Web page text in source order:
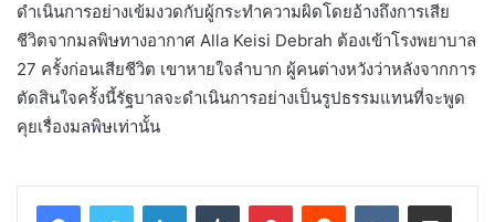
ดำเนินการอย่างเข้มงวดกับผู้กระทำความผิดโดยอ้างถึงการเสีย
ชีวิตจากมลพิษทางอากาศ Alla Keisi Debrah ต้องเข้าโรงพยาบาล
27 ครั้งก่อนเสียชีวิต เขาหายใจลำบาก ผู้คนต่างหวังว่าหลังจากการ
ตัดสินใจครั้งนี้รัฐบาลจะดำเนินการอย่างเป็นรูปธรรมแทนที่จะพูด
คุยเรื่องมลพิษเท่านั้น
LinkedInTumblr PinterestReddit VKontakteShare via Email